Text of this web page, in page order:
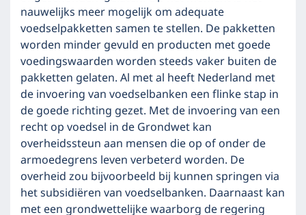
nauwelijks meer mogelijk om adequate
voedselpakketten samen te stellen. De pakketten
worden minder gevuld en producten met goede
voedingswaarden worden steeds vaker buiten de
pakketten gelaten. Al met al heeft Nederland met
de invoering van voedselbanken een flinke stap in
de goede richting gezet. Met de invoering van een
recht op voedsel in de Grondwet kan
overheidssteun aan mensen die op of onder de
armoedegrens leven verbeterd worden. De
overheid zou bijvoorbeeld bij kunnen springen via
het subsidiëren van voedselbanken. Daarnaast kan
met een grondwettelijke waarborg de regering